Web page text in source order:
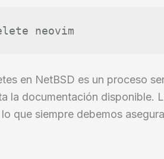
neovim
en NetBSD es un proceso
la documentación disponible.
que siempre debemos